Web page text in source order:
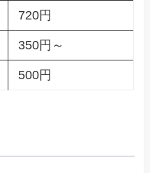
720円
350円～
500円